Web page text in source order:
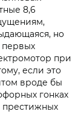
8,6
но
первых
при
если это
вроде бы
гонках